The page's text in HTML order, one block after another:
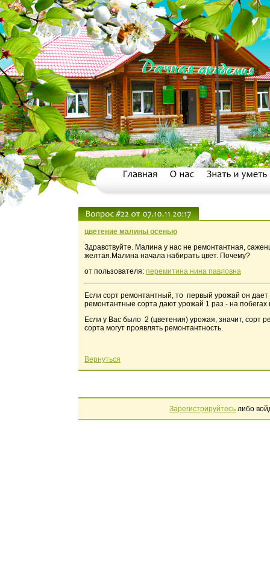
цветение малины осенью
Здравствуйте. Малина у нас не ремонтантная,
желтая.Малина начала набирать цвет. Почему?
от пользователя: перемитина нина павловна
Если сорт ремонтантный, то первый урожай он
ремонтантные сорта дают урожай 1 раз - на побегах
Если у Вас было 2 (цветения) урожая, значит, сорт
сорта могут проявлять ремонтантность.
Вернуться
Зарегистрируйтесь либо